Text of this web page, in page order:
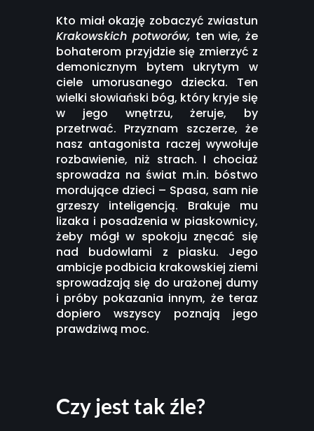
Kto miał okazję zobaczyć zwiastun
Krakowskich potworów, ten wie, że
bohaterom przyjdzie się zmierzyć z
demonicznym bytem ukrytym w
ciele umorusanego dziecka. Ten
wielki słowiański bóg, który kryje się
w jego wnętrzu, żeruje, by
przetrwać. Przyznam szczerze, że
nasz antagonista raczej wywołuje
rozbawienie, niż strach. I chociaż
sprowadza na świat m.in. bóstwo
mordujące dzieci – Spasa, sam nie
grzeszy inteligencją. Brakuje mu
lizaka i posadzenia w piaskownicy,
żeby mógł w spokoju znęcać się
nad budowlami z piasku. Jego
ambicje podbicia krakowskiej ziemi
sprowadzają się do urażonej dumy
i próby pokazania innym, że teraz
dopiero wszyscy poznają jego
prawdziwą moc.
Czy jest tak źle?